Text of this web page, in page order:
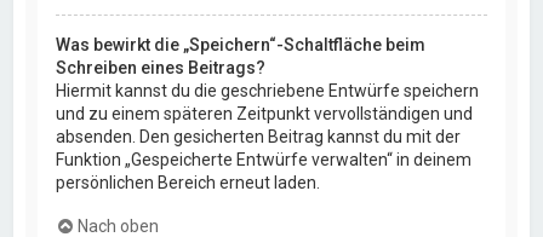
Was bewirkt die „Speichern“-Schaltfläche beim
Schreiben eines Beitrags?
Hiermit kannst du die geschriebene Entwürfe speichern
und zu einem späteren Zeitpunkt vervollständigen und
absenden. Den gesicherten Beitrag kannst du mit der
Funktion „Gespeicherte Entwürfe verwalten“ in deinem
persönlichen Bereich erneut laden.
Nach oben